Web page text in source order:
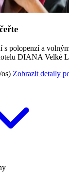
polopenzí a
DIANA Velké
Zobrazit detaily